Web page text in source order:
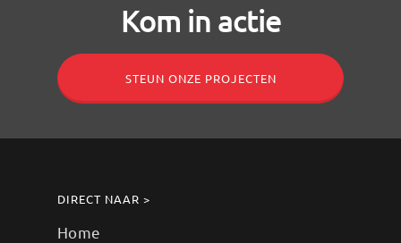
Kom in actie
STEUN ONZE PROJECTEN
DIRECT NAAR >
Home